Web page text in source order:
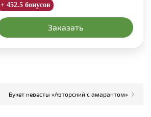
Букет невесты «Авторский с амарантом»
+ 452.5 бонусов
Заказать